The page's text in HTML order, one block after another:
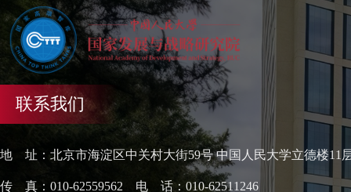
联系我们
地 址：北京市海淀区中关村大街59号 中国人民大学立德楼11
传 真：010-62559562 电 话：010-62511246